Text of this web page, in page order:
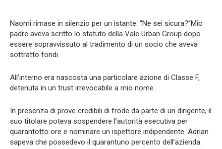
Naomi rimase in silenzio per un istante. “Ne sei sicura?”Mio
padre aveva scritto lo statuto della Vale Urban Group dopo
essere sopravvissuto al tradimento di un socio che aveva
sottratto fondi.
All’interno era nascosta una particolare azione di Classe F,
detenuta in un trust irrevocabile a mio nome.
In presenza di prove credibili di frode da parte di un dirigente, il
suo titolare poteva sospendere l’autorità esecutiva per
quarantotto ore e nominare un ispettore indipendente. Adrian
sapeva che possedevo il quarantuno percento dell’azienda.